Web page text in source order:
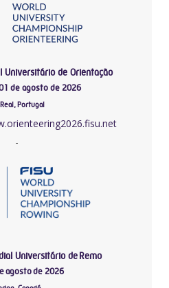
Universitário de Orientação
de agosto de 2026
Portugal
-
Universitário de Remo
agosto de 2026